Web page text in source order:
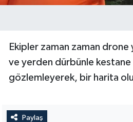
Ekipler zaman zaman drone
ve yerden dürbünle kestane
gözlemleyerek, bir harita
Paylaş